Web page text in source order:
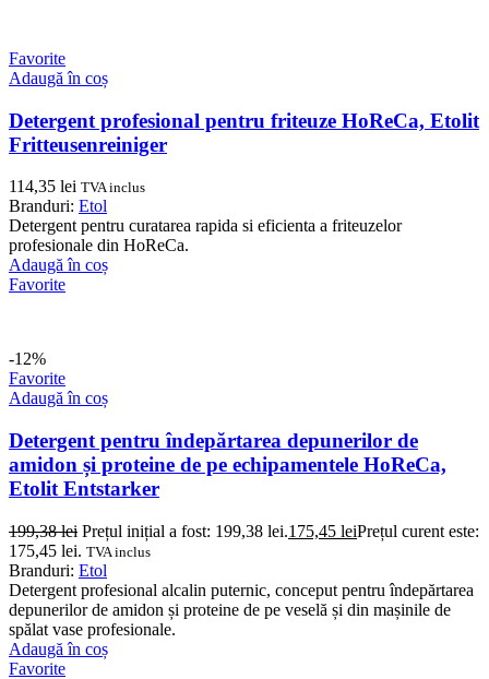
Favorite
Adaugă în coș
Detergent profesional pentru friteuze HoReCa, Etolit
Fritteusenreiniger
114,35 lei TVA inclus
Branduri: Etol
Detergent pentru curatarea rapida si eficienta a friteuzelor
profesionale din HoReCa.
Adaugă în coș
Favorite
-12%
Favorite
Adaugă în coș
Detergent pentru îndepărtarea depunerilor de
amidon și proteine de pe echipamentele HoReCa,
Etolit Entstarker
199,38lei Prețul inițial a fost: 199,38 lei.175,45 leiPrețul curent este:
175,45 lei. TVA inclus
Branduri: Etol
Detergent profesional alcalin puternic, conceput pentru îndepărtarea
depunerilor de amidon și proteine de pe veselă și din mașinile de
spălat vase profesionale.
Adaugă în coș
Favorite